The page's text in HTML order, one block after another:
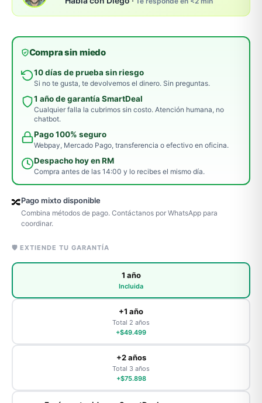
Compra sin miedo
10 días de prueba sin riesgo
Si no te gusta, te devolvemos el dinero. Sin preguntas.
1 año de garantía SmartDeal
Cualquier falla la cubrimos sin costo. Atención humana, no
chatbot.
Pago 100% seguro
Webpay, Mercado Pago, transferencia o efectivo en oficina.
Despacho hoy en RM
Compra antes de las 14:00 y lo recibes el mismo día.
🔀Pago mixto disponible
Combina métodos de pago. Contáctanos por WhatsApp para
coordinar.
🛡️ EXTIENDE TU GARANTÍA
1 año
Incluida
+1 año
Total 2 años
+$49.499
+2 años
Total 3 años
+$75.898